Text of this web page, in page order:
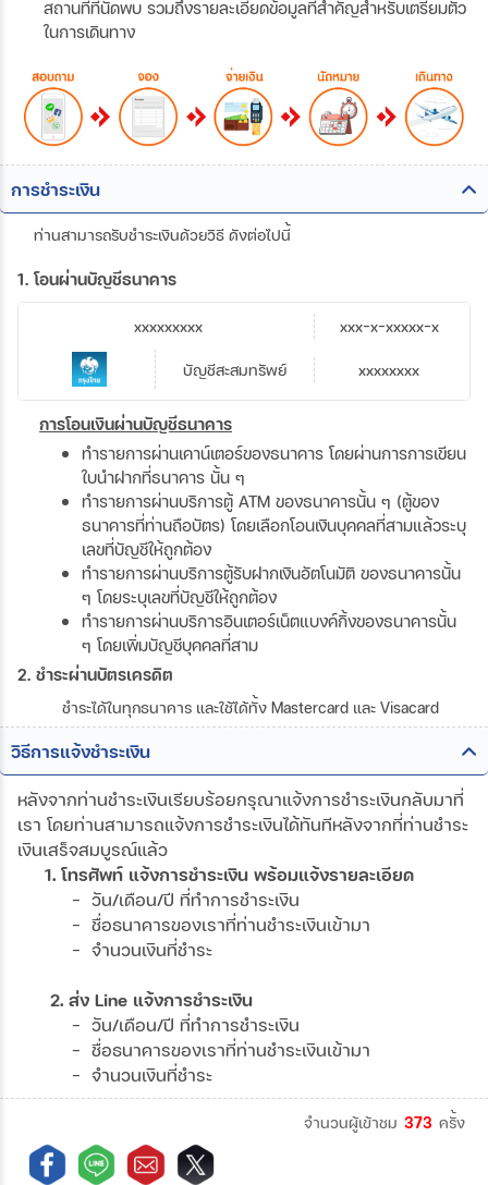
สถานที่ที่นัดพบ รวมถึงรายละเอียดข้อมูลที่สำคัญสำหรับเตรียมตัว
ในการเดินทาง
การชำระเงิน
ท่านสามารถรับชำระเงินด้วยวิธี ดังต่อไปนี้
1. โอนผ่านบัญชีธนาคาร
บัญชีสะสมทรัพย์
xxxxxxxxx
xxxxxxxx
xxx-x-xxxxx-x
การโอนเงินผ่านบัญชีธนาคาร
ทำรายการผ่านเคาน์เตอร์ของธนาคาร โดยผ่านการการเขียน
ใบนำฝากที่ธนาคาร นั้น ๆ
ทำรายการผ่านบริการตู้ ATM ของธนาคารนั้น ๆ (ตู้ของ
ธนาคารที่ท่านถือบัตร) โดยเลือกโอนเงินบุคคลที่สามแล้วระบุ
เลขที่บัญชีให้ถูกต้อง
ทำรายการผ่านบริการตู้รับฝากเงินอัตโนมัติ ของธนาคารนั้น
ๆ โดยระบุเลขที่บัญชีให้ถูกต้อง
ทำรายการผ่านบริการอินเตอร์เน็ตแบงค์กิ้งของธนาคารนั้น
ๆ โดยเพิ่มบัญชีบุคคลที่สาม
2. ชำระผ่านบัตรเครดิต
ชำระได้ในทุกธนาคาร และใช้ได้ทั้ง Mastercard และ Visacard
วิธีการแจ้งชำระเงิน
หลังจากท่านชำระเงินเรียบร้อยกรุณาแจ้งการชำระเงินกลับมาที่
เรา โดยท่านสามารถแจ้งการชำระเงินได้ทันทีหลังจากที่ท่านชำระ
เงินเสร็จสมบูรณ์แล้ว
1. โทรศัพท์ แจ้งการชำระเงิน พร้อมแจ้งรายละเอียด
- วัน/เดือน/ปี ที่ทำการชำระเงิน
- ชื่อธนาคารของเราที่ท่านชำระเงินเข้ามา
- จำนวนเงินที่ชำระ
2. ส่ง Line แจ้งการชำระเงิน
- วัน/เดือน/ปี ที่ทำการชำระเงิน
- ชื่อธนาคารของเราที่ท่านชำระเงินเข้ามา
- จำนวนเงินที่ชำระ
จำนวนผู้เข้าชม 373 ครั้ง